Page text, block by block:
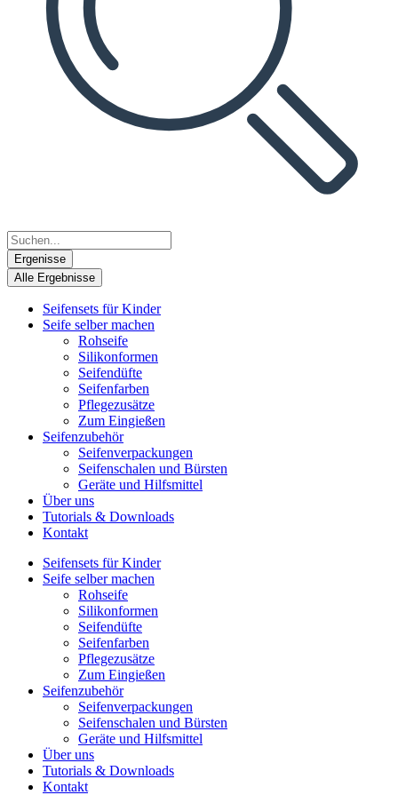
Ergenisse
Alle Ergebnisse
Seifensets für Kinder
Seife selber machen
Rohseife
Silikonformen
Seifendüfte
Seifenfarben
Pflegezusätze
Zum Eingießen
Seifenzubehör
Seifenverpackungen
Seifenschalen und Bürsten
Geräte und Hilfsmittel
Über uns
Tutorials & Downloads
Kontakt
Seifensets für Kinder
Seife selber machen
Rohseife
Silikonformen
Seifendüfte
Seifenfarben
Pflegezusätze
Zum Eingießen
Seifenzubehör
Seifenverpackungen
Seifenschalen und Bürsten
Geräte und Hilfsmittel
Über uns
Tutorials & Downloads
Kontakt